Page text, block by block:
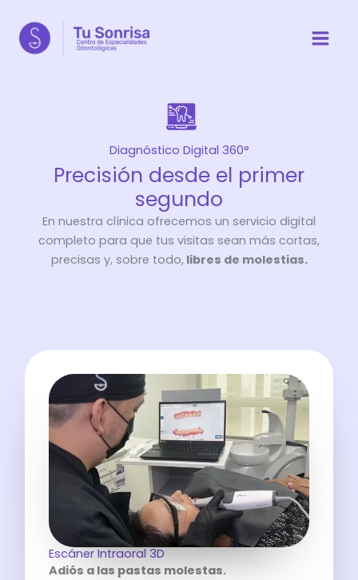
contenido
Diagnóstico Digital 360°
Precisión desde el primer
segundo
En nuestra clínica ofrecemos un servicio digital
completo para que tus visitas sean más cortas,
precisas y, sobre todo,libres de molestias.
Escáner Intraoral 3D
Adiós a las pastas molestas.